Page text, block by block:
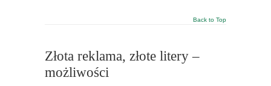
Back to Top
Złota reklama, złote litery –
możliwości